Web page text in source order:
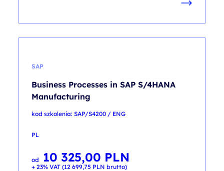
SAP
Business Processes in SAP S/4HANA
Manufacturing
kod szkolenia: SAP/S4200 / ENG
PL
od 10 325,00 PLN
+ 23% VAT (12 699,75 PLN brutto)